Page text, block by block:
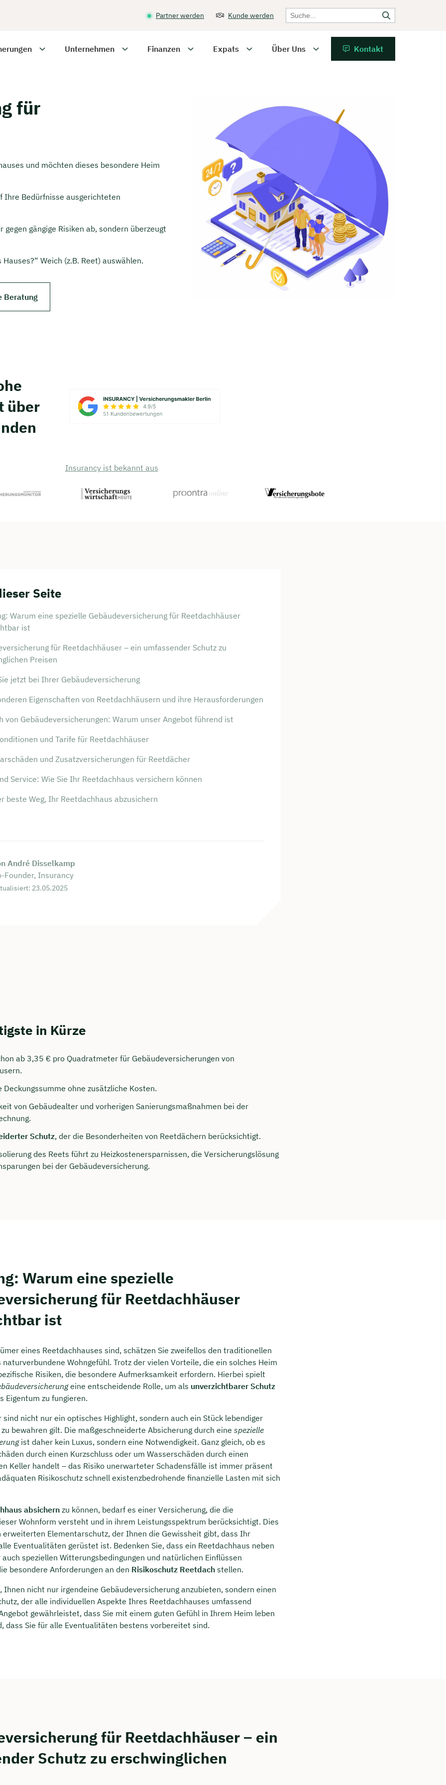
Partner werden Kunde werden
Unternehmen Finanzen Expats Über Uns Kontakt
für
und möchten dieses besondere Heim
Ihre Bedürfnisse ausgerichteten
gegen gängige Risiken ab, sondern überzeugt
Weich (z.B. Reet) auswählen.
Beratung
über
Insurancy ist bekannt aus
Seite
Warum eine spezielle Gebäudeversicherung für Reetdachhäuser
ist
für Reetdachhäuser – ein umfassender Schutz zu
Preisen
jetzt bei Ihrer Gebäudeversicherung
Eigenschaften von Reetdachhäusern und ihre Herausforderungen
von Gebäudeversicherungen: Warum unser Angebot führend ist
und Tarife für Reetdachhäuser
und Zusatzversicherungen für Reetdächer
Service: Wie Sie Ihr Reetdachhaus versichern können
beste Weg, Ihr Reetdachhaus abzusichern
André Disselkamp
Founder, Insurancy
23.05.2025
in Kürze
ab 3,35 € pro Quadratmeter für Gebäudeversicherungen von
Deckungssumme ohne zusätzliche Kosten.
von Gebäudealter und vorherigen Sanierungsmaßnahmen bei der
Schutz, der die Besonderheiten von Reetdächern berücksichtigt.
des Reets führt zu Heizkostenersparnissen, die Versicherungslösung
bei der Gebäudeversicherung.
Warum eine spezielle
für Reetdachhäuser
ist
eines Reetdachhauses sind, schätzen Sie zweifellos den traditionellen
naturverbundene Wohngefühl. Trotz der vielen Vorteile, die ein solches Heim
Risiken, die besondere Aufmerksamkeit erfordern. Hierbei spielt
eine entscheidende Rolle, um als unverzichtbarer Schutz
Eigentum zu fungieren.
sind nicht nur ein optisches Highlight, sondern auch ein Stück lebendiger
bewahren gilt. Die maßgeschneiderte Absicherung durch eine spezielle
ist daher kein Luxus, sondern eine Notwendigkeit. Ganz gleich, ob es
durch einen Kurzschluss oder um Wasserschäden durch einen
Keller handelt – das Risiko unerwarteter Schadensfälle ist immer präsent
Risikoschutz schnell existenzbedrohende finanzielle Lasten mit sich
absichern zu können, bedarf es einer Versicherung, die die
Wohnform versteht und in ihrem Leistungsspektrum berücksichtigt. Dies
Elementarschutz, der Ihnen die Gewissheit gibt, dass Ihr
Eventualitäten gerüstet ist. Bedenken Sie, dass ein Reetdachhaus neben
speziellen Witterungsbedingungen und natürlichen Einflüssen
besondere Anforderungen an den Risikoschutz Reetdach stellen.
Ihnen nicht nur irgendeine Gebäudeversicherung anzubieten, sondern einen
der alle individuellen Aspekte Ihres Reetdachhauses umfassend
gewährleistet, dass Sie mit einem guten Gefühl in Ihrem Heim leben
dass Sie für alle Eventualitäten bestens vorbereitet sind.
für Reetdachhäuser – ein
Schutz zu erschwinglichen
🤝
30 Minuten
& unverbindlich
Sie jetzt Ihren Wunschtermin: